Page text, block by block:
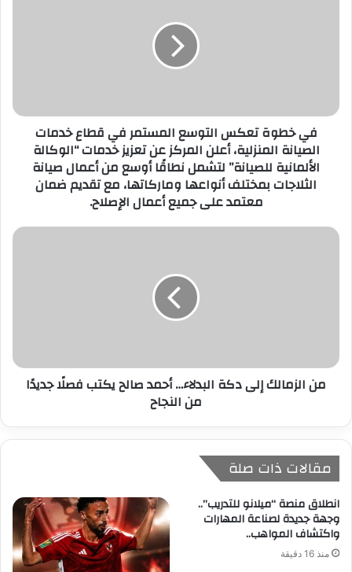
ر
في خطوة تعكس التوسع المستمر في قطاع خدمات
الصيانة المنزلية، أعلن المركز عن تعزيز خدمات “الوكالة
الألمانية للصيانة” لتشمل نطاقًا أوسع من أعمال صيانة
الثلاجات بمختلف أنواعها وماركاتها، مع تقديم ضمان
معتمد على جميع أعمال الإصلاح.
من الزمالك إلى دكة البدلاء… أحمد صالح يكتب فصلًا جديدًا
من النجاح
مقالات ذات صلة
انطلاق منصة “ميلانو للتدريب”..
وجهة جديدة لصناعة المهارات
واكتشاف المواهب..
منذ 16 دقيقة